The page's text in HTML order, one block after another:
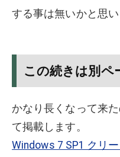
する事は無いかと思い
この続きは別ペ
かなり長くなって来
て掲載します。
Windows 7 SP1 クリ